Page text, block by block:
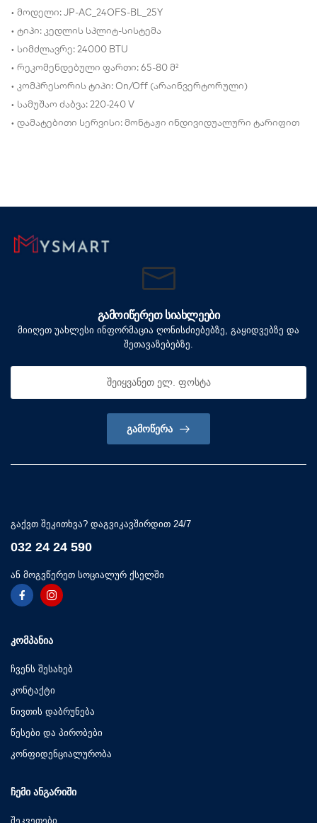
• მოდელი: JP-AC_24OFS-BL_25Y
• ტიპი: კედლის სპლიტ-სისტემა
• სიმძლავრე: 24000 BTU
• რეკომენდებული ფართი: 65-80 მ²
• კომპრესორის ტიპი: On/Off (არაინვერტორული)
• სამუშაო ძაბვა: 220-240 V
• დამატებითი სერვისი: მონტაჟი ინდივიდუალური ტარიფით
ᲒᲐᲛᲝᲘᲬᲔᲠᲔᲗ ᲡᲘᲐᲮᲚᲔᲔᲑᲘ
მიიღეთ უახლესი ინფორმაცია ღონისძიებებზე, გაყიდვებზე და
შეთავაზებებზე.
ᲒᲐᲛᲝᲬᲔᲠᲐ
გაქვთ შეკითხვა? დაგვიკავშირდით 24/7
032 24 24 590
ან მოგვწერეთ სოციალურ ქსელში
ᲙᲝᲛᲞᲐᲜᲘᲐ
ჩვენს შესახებ
კონტაქტი
ნივთის დაბრუნება
წესები და პირობები
კონფიდენციალურობა
ᲩᲔᲛᲘ ᲐᲜᲒᲐᲠᲘᲨᲘ
შეკვეთები